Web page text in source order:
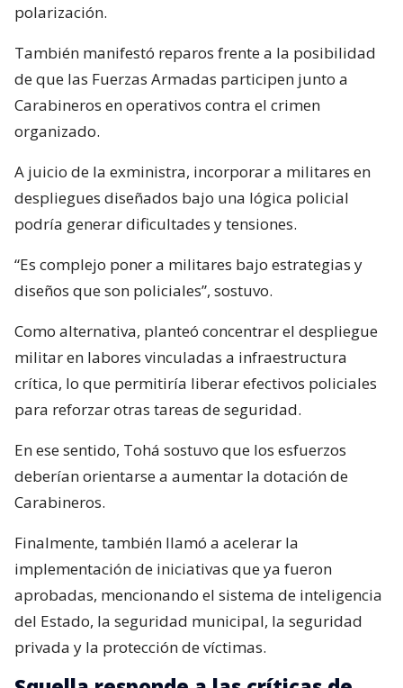
polarización.
También manifestó reparos frente a la posibilidad
de que las Fuerzas Armadas participen junto a
Carabineros en operativos contra el crimen
organizado.
A juicio de la exministra, incorporar a militares en
despliegues diseñados bajo una lógica policial
podría generar dificultades y tensiones.
“Es complejo poner a militares bajo estrategias y
diseños que son policiales”, sostuvo.
Como alternativa, planteó concentrar el despliegue
militar en labores vinculadas a infraestructura
crítica, lo que permitiría liberar efectivos policiales
para reforzar otras tareas de seguridad.
En ese sentido, Tohá sostuvo que los esfuerzos
deberían orientarse a aumentar la dotación de
Carabineros.
Finalmente, también llamó a acelerar la
implementación de iniciativas que ya fueron
aprobadas, mencionando el sistema de inteligencia
del Estado, la seguridad municipal, la seguridad
privada y la protección de víctimas.